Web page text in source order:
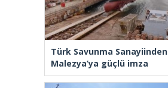
Türk Savunma Sanayiinden
Malezya’ya güçlü imza